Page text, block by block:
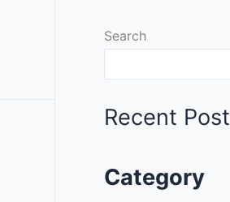
Search
Recent Post
Category